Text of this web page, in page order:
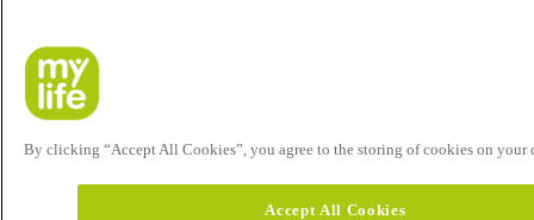
By clicking “Accept All Cookies”, you agree to the storing of cookies on your
Accept All Cookies